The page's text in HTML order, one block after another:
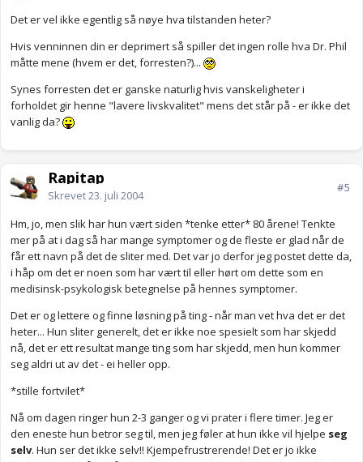
Det er vel ikke egentlig så nøye hva tilstanden heter?
Hvis venninnen din er deprimert så spiller det ingen rolle hva Dr. Phil
måtte mene (hvem er det, forresten?)...
Synes forresten det er ganske naturlig hvis vanskeligheter i
forholdet gir henne "lavere livskvalitet" mens det står på - er ikke det
vanlig da?
Rapitap
Skrevet23. juli 2004
#5
Hm, jo, men slik har hun vært siden *tenke etter* 80 årene! Tenkte
mer på at i dag så har mange symptomer og de fleste er glad når de
får ett navn på det de sliter med. Det var jo derfor jeg postet dette da,
i håp om det er noen som har vært til eller hørt om dette som en
medisinsk-psykologisk betegnelse på hennes symptomer.
Det er og lettere og finne løsning på ting - når man vet hva det er det
heter... Hun sliter generelt, det er ikke noe spesielt som har skjedd
nå, det er ett resultat mange ting som har skjedd, men hun kommer
seg aldri ut av det - ei heller opp.
*stille fortvilet*
Nå om dagen ringer hun 2-3 ganger og vi prater i flere timer. Jeg er
den eneste hun betror seg til, men jeg føler at hun ikke vil hjelpe seg
selv. Hun ser det ikke selv!! Kjempefrustrerende! Det er jo ikke